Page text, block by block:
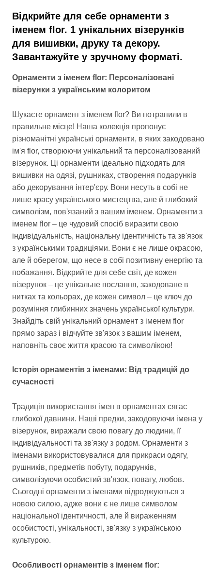
Відкрийте для себе орнаменти з
іменем flor. 1 унікальних візерунків
для вишивки, друку та декору.
Завантажуйте у зручному форматі.
Орнаменти з іменем flor: Персоналізовані
візерунки з українським колоритом
Шукаєте орнамент з іменем flor? Ви потрапили в
правильне місце! Наша колекція пропонує
різноманітні українські орнаменти, в яких закодовано
ім'я flor, створюючи унікальний та персоналізований
візерунок. Ці орнаменти ідеально підходять для
вишивки на одязі, рушниках, створення подарунків
або декорування інтер'єру. Вони несуть в собі не
лише красу українського мистецтва, але й глибокий
символізм, пов'язаний з вашим іменем. Орнаменти з
іменем flor – це чудовий спосіб виразити свою
індивідуальність, національну ідентичність та зв'язок
з українськими традиціями. Вони є не лише окрасою,
але й оберегом, що несе в собі позитивну енергію та
побажання. Відкрийте для себе світ, де кожен
візерунок – це унікальне послання, закодоване в
нитках та кольорах, де кожен символ – це ключ до
розуміння глибинних значень української культури.
Знайдіть свій унікальний орнамент з іменем flor
прямо зараз і відчуйте зв'язок з вашим іменем,
наповніть своє життя красою та символікою!
Історія орнаментів з іменами: Від традицій до
сучасності
Традиція використання імен в орнаментах сягає
глибокої давнини. Наші предки, закодовуючи імена у
візерунок, виражали свою повагу до людини, її
індивідуальності та зв'язку з родом. Орнаменти з
іменами використовувалися для прикраси одягу,
рушників, предметів побуту, подарунків,
символізуючи особистий зв'язок, повагу, любов.
Сьогодні орнаменти з іменами відроджуються з
новою силою, адже вони є не лише символом
національної ідентичності, але й вираженням
особистості, унікальності, зв'язку з українською
культурою.
Особливості орнаментів з іменем flor: